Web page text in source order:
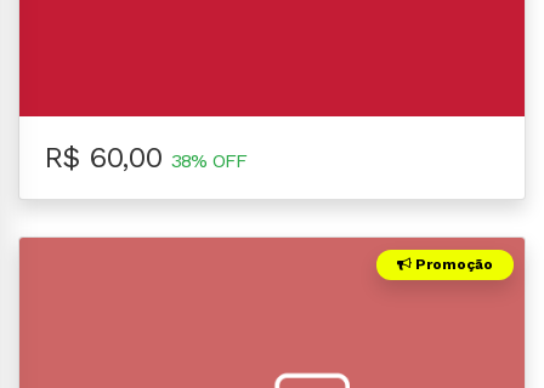
R$ 60,00 38% OFF
Promoção